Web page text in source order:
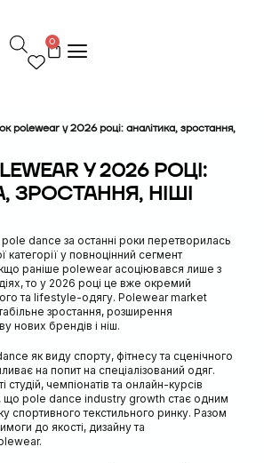
0
polewear у 2026 році: аналітика, зростання,
У 2026 РОЦІ:
ЗРОСТАННЯ, НІШІ
pole dance за останні роки перетворилась
категорії у повноцінний сегмент
раніше polewear асоціювався лише з
то у 2026 році це вже окремий
та lifestyle-одягу. Polewear market
зростання, розширення
нових брендів і ніш.
як виду спорту, фітнесу та сценічного
на попит на спеціалізований одяг.
студій, чемпіонатів та онлайн-курсів
що pole dance industry growth стає одним
спортивного текстильного ринку. Разом
до якості, дизайну та